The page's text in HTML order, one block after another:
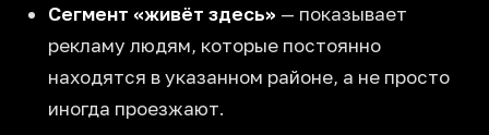
Сегмент «живёт здесь» — показывает
рекламу людям, которые постоянно
находятся в указанном районе, а не просто
иногда проезжают.